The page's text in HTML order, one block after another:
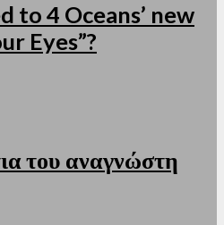
to 4 Oceans’ new
Eyes”?
του αναγνώστη